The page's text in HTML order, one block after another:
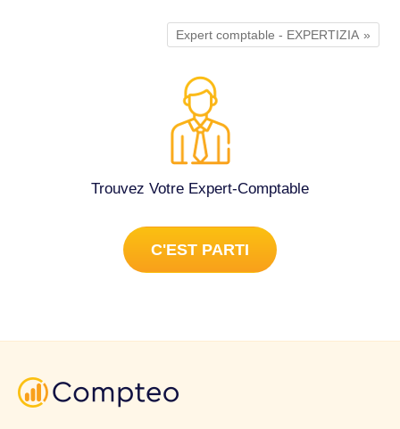
Expert comptable - EXPERTIZIA
Trouvez Votre Expert-Comptable
C'EST PARTI